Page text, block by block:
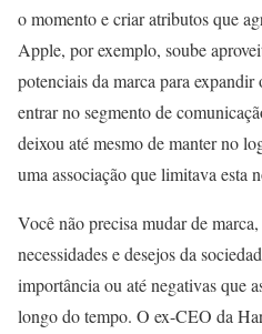
o momento e criar atributos que
Apple, por exemplo, soube
potenciais da marca para
entrar no segmento de
deixou até mesmo de manter no
uma associação que limitava esta
Você não precisa mudar de
necessidades e desejos da
importância ou até negativas que
longo do tempo. O ex-CEO da